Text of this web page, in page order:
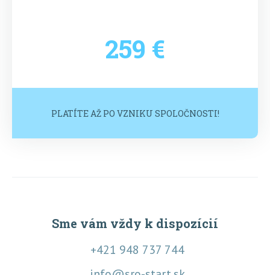
259 €
PLATÍTE AŽ PO VZNIKU SPOLOČNOSTI!
Sme vám vždy k dispozícií
+421 948 737 744